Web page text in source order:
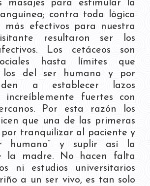
masajes para estimular la
contra toda lógica
más efectivos para nuestra
resultaron ser los
Los cetáceos son
hasta límites que
los del ser humano y por
a establecer lazos
increíblemente fuertes con
Por esta razón los
que una de las primeras
por tranquilizar al paciente y
humano” y suplir así la
la madre. No hacen falta
ni estudios universitarios
a un ser vivo, es tan solo